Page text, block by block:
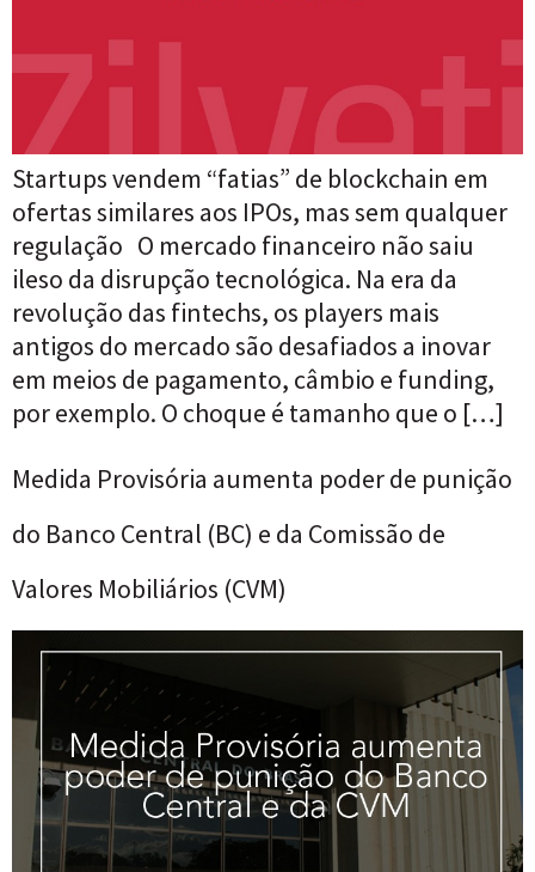
Startups vendem “fatias” de blockchain em
ofertas similares aos IPOs, mas sem qualquer
regulação O mercado financeiro não saiu
ileso da disrupção tecnológica. Na era da
revolução das fintechs, os players mais
antigos do mercado são desafiados a inovar
em meios de pagamento, câmbio e funding,
por exemplo. O choque é tamanho que o […]
Medida Provisória aumenta poder de punição
do Banco Central (BC) e da Comissão de
Valores Mobiliários (CVM)